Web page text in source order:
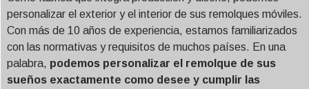
personalizar el exterior y el interior de sus remolques móviles.
Con más de 10 años de experiencia, estamos familiarizados
con las normativas y requisitos de muchos países. En una
palabra, podemos personalizar el remolque de sus
sueños exactamente como desee y cumplir las